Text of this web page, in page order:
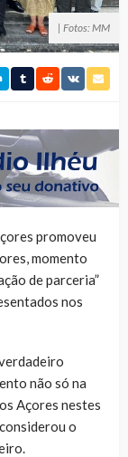
| Fotos: MM
promoveu
momento
de parceria”
nos
não só na
Açores nestes
o